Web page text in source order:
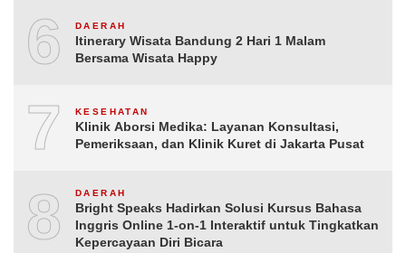
6 DAERAH
Itinerary Wisata Bandung 2 Hari 1 Malam
Bersama Wisata Happy
7 KESEHATAN
Klinik Aborsi Medika: Layanan Konsultasi,
Pemeriksaan, dan Klinik Kuret di Jakarta Pusat
8 DAERAH
Bright Speaks Hadirkan Solusi Kursus Bahasa
Inggris Online 1-on-1 Interaktif untuk Tingkatkan
Kepercayaan Diri Bicara